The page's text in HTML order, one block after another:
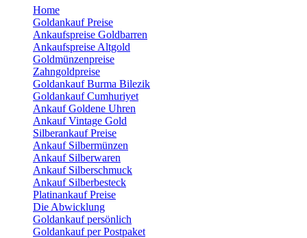
Home
Goldankauf Preise
Ankaufspreise Goldbarren
Ankaufspreise Altgold
Goldmünzenpreise
Zahngoldpreise
Goldankauf Burma Bilezik
Goldankauf Cumhuriyet
Ankauf Goldene Uhren
Ankauf Vintage Gold
Silberankauf Preise
Ankauf Silbermünzen
Ankauf Silberwaren
Ankauf Silberschmuck
Ankauf Silberbesteck
Platinankauf Preise
Die Abwicklung
Goldankauf persönlich
Goldankauf per Postpaket